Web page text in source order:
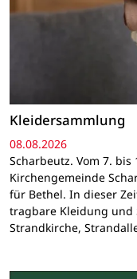
Kleidersammlung
08.08.2026
Scharbeutz. Vom 7.
Kirchengemeinde
für Bethel. In dieser
tragbare Kleidung und
Strandkirche,